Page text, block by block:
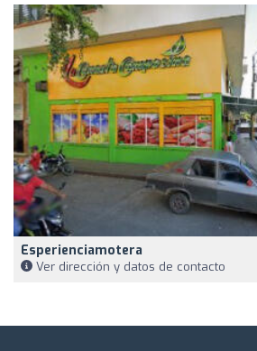
Esperienciamotera
Ver dirección y datos de contacto